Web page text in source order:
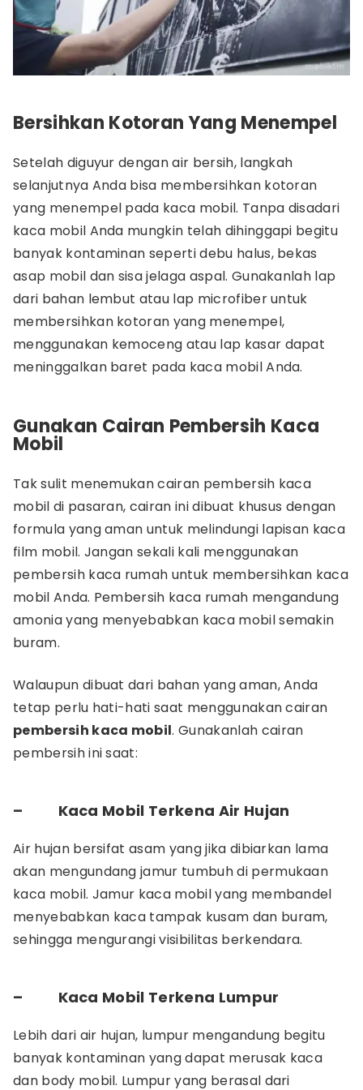
Bersihkan Kotoran Yang Menempel
Setelah diguyur dengan air bersih, langkah
selanjutnya Anda bisa membersihkan kotoran
yang menempel pada kaca mobil. Tanpa disadari
kaca mobil Anda mungkin telah dihinggapi begitu
banyak kontaminan seperti debu halus, bekas
asap mobil dan sisa jelaga aspal. Gunakanlah lap
dari bahan lembut atau lap microfiber untuk
membersihkan kotoran yang menempel,
menggunakan kemoceng atau lap kasar dapat
meninggalkan baret pada kaca mobil Anda.
Gunakan Cairan Pembersih Kaca
Mobil
Tak sulit menemukan cairan pembersih kaca
mobil di pasaran, cairan ini dibuat khusus dengan
formula yang aman untuk melindungi lapisan kaca
film mobil. Jangan sekali kali menggunakan
pembersih kaca rumah untuk membersihkan kaca
mobil Anda. Pembersih kaca rumah mengandung
amonia yang menyebabkan kaca mobil semakin
buram.
Walaupun dibuat dari bahan yang aman, Anda
tetap perlu hati-hati saat menggunakan cairan
pembersih kaca mobil. Gunakanlah cairan
pembersih ini saat:
– Kaca Mobil Terkena Air Hujan
Air hujan bersifat asam yang jika dibiarkan lama
akan mengundang jamur tumbuh di permukaan
kaca mobil. Jamur kaca mobil yang membandel
menyebabkan kaca tampak kusam dan buram,
sehingga mengurangi visibilitas berkendara.
– Kaca Mobil Terkena Lumpur
Lebih dari air hujan, lumpur mengandung begitu
banyak kontaminan yang dapat merusak kaca
dan body mobil. Lumpur yang berasal dari